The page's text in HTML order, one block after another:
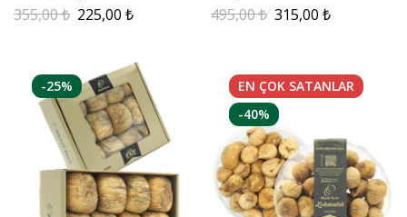
355,00₺ 225,00 ₺ 495,00₺ 315,00 ₺
-25% EN ÇOK SATANLAR
-40%